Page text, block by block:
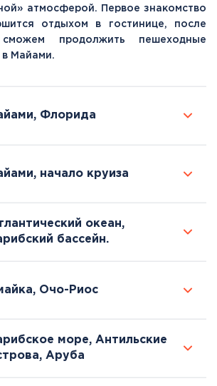
атмосферой. Первое знакомство
отдыхом в гостинице, после
продолжить пешеходные
в Майами.
Флорида
начало круиза
океан,
бассейн.
Очо-Риос
море, Антильские
Аруба